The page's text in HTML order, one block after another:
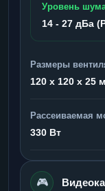
Уровень
14 - 27 дБа
Размеры
120 x 120 x 25
Рассеиваемая
330 Вт
🎮